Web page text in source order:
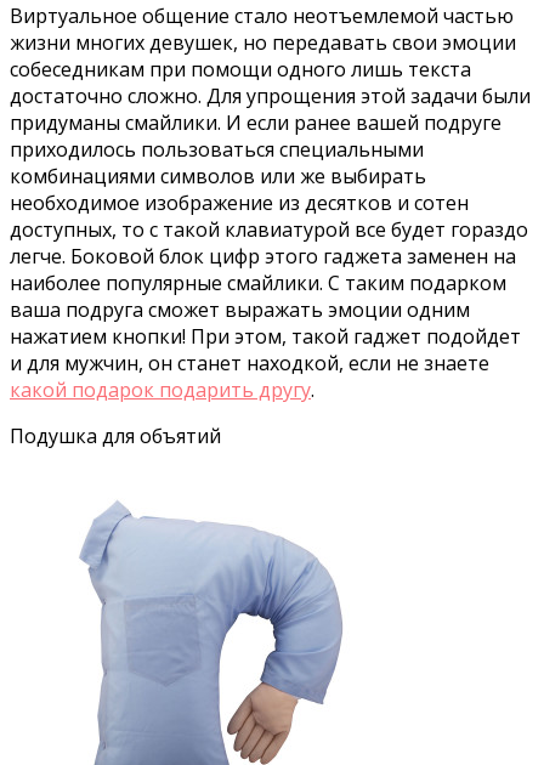
Виртуальное общение стало неотъемлемой частью
жизни многих девушек, но передавать свои эмоции
собеседникам при помощи одного лишь текста
достаточно сложно. Для упрощения этой задачи были
придуманы смайлики. И если ранее вашей подруге
приходилось пользоваться специальными
комбинациями символов или же выбирать
необходимое изображение из десятков и сотен
доступных, то с такой клавиатурой все будет гораздо
легче. Боковой блок цифр этого гаджета заменен на
наиболее популярные смайлики. С таким подарком
ваша подруга сможет выражать эмоции одним
нажатием кнопки! При этом, такой гаджет подойдет
и для мужчин, он станет находкой, если не знаете
какой подарок подарить другу.
Подушка для объятий